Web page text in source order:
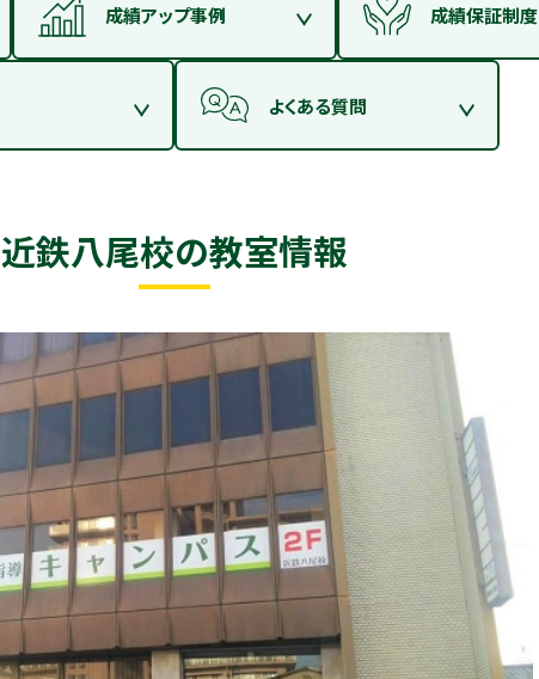
成績アップ事例 成績保証制度
よくある質問
近鉄八尾校の教室情報